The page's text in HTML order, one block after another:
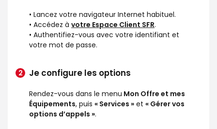
• Lancez votre navigateur Internet habituel.
• Accédez à votre Espace Client SFR.
• Authentifiez-vous avec votre identifiant et
votre mot de passe.
Je configure les options
Rendez-vous dans le menu Mon Offre et mes
Équipements, puis « Services » et « Gérer vos
options d’appels ».